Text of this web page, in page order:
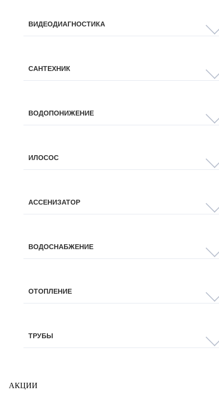
ВИДЕОДИАГНОСТИКА
САНТЕХНИК
ВОДОПОНИЖЕНИЕ
ИЛОСОС
АССЕНИЗАТОР
ВОДОСНАБЖЕНИЕ
ОТОПЛЕНИЕ
ТРУБЫ
АКЦИИ